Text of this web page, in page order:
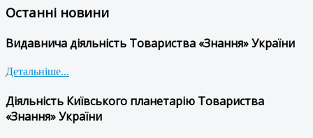
Останні новини
Видавнича діяльність Товариства «Знання» України
Детальніше...
Діяльність Київського планетарію Товариства
«Знання» України